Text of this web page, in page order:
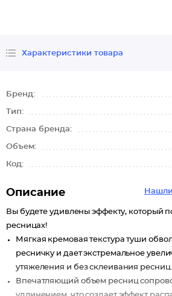
Характеристики товара
Бренд:
Тип:
Страна бренда:
Объем:
Код:
Описание
Вы будете удивлены эффекту, который
ресницах!
Мягкая кремовая текстура туши
ресничку и дает экстремальное
утяжеления и без склеивания ресниц.
Впечатляющий объем ресниц